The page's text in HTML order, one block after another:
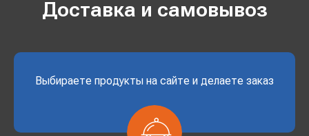
Доставка и самовывоз
Выбираете продукты на сайте и делаете заказ